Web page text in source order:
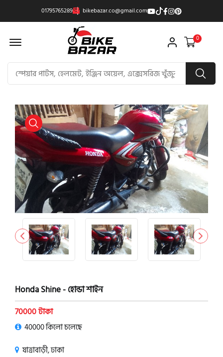
01795765289 bikebazar.co@gmail.com
Offcanvas Menu Open 0
product view
Honda Shine - হোন্ডা শাইন
70000 টাকা
40000 কিলো চলেছে
যাত্রাবাড়ী, ঢাকা